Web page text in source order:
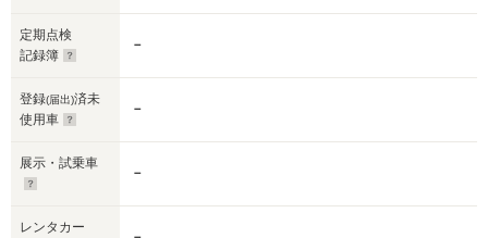
定期点検
記録簿
－
登録(届出)済未
使用車
－
展示・試乗車
－
レンタカー